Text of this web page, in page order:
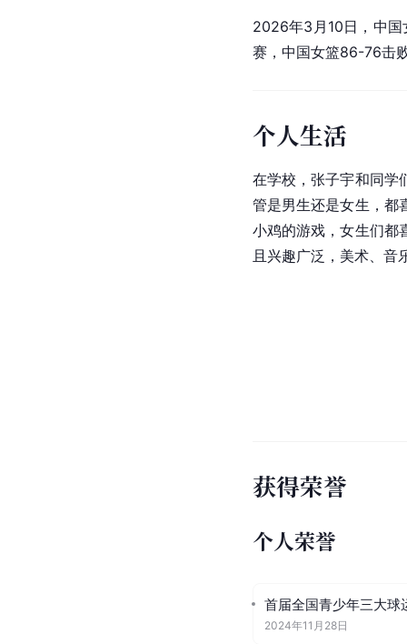
2026年3月10日，中
赛，中国女篮86-76击
个人生活
在学校，张子宇和同学
管是男生还是女生，都
小鸡的游戏，女生们都
且兴趣广泛，美术、音
获得荣誉
个人荣誉
首届全国青少年三大球
2024年11月28日